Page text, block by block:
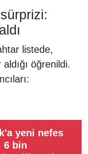
listede,
öğrenildi.
yeni nefes
6 bin